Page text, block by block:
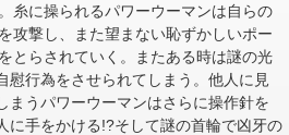
糸に操られるパワーウーマンは自らの
攻撃し、また望まない恥ずかしいポー
とらされていく。またある時は謎の光
慰行為をさせられてしまう。他人に見
まうパワーウーマンはさらに操作針を
に手をかける!?そして謎の首輪で凶牙の